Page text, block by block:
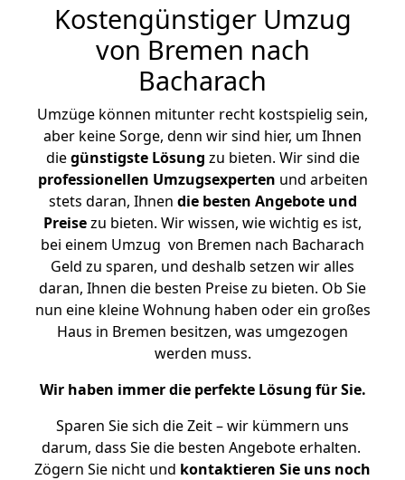
Kostengünstiger Umzug
von Bremen nach
Bacharach
Umzüge können mitunter recht kostspielig sein,
aber keine Sorge, denn wir sind hier, um Ihnen
diegünstigste Lösung zu bieten. Wir sind die
professionellen Umzugsexperten und arbeiten
stets daran, Ihnen die besten Angebote und
Preisezu bieten. Wir wissen, wie wichtig es ist,
bei einem Umzug von Bremen nach Bacharach
Geld zu sparen, und deshalb setzen wir alles
daran, Ihnen die besten Preise zu bieten. Ob Sie
nun eine kleine Wohnung haben oder ein großes
Haus in Bremen besitzen, was umgezogen
werden muss.
Wir haben immer die perfekte Lösung für Sie.
Sparen Sie sich die Zeit – wir kümmern uns
darum, dass Sie die besten Angebote erhalten.
Zögern Sie nicht und kontaktieren Sie uns noch